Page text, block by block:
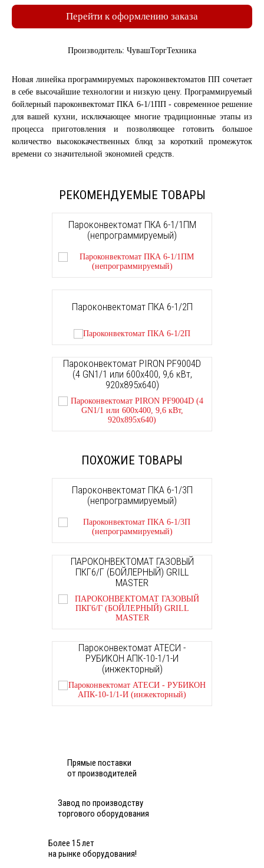
Перейти к оформлению заказа
Производитель: ЧувашТоргТехника
Новая линейка программируемых пароконвектоматов ПП сочетает
в себе высочайшие технологии и низкую цену. Программируемый
бойлерный пароконвектомат ПКА 6-1/1ПП - современное решение
для вашей кухни, исключающее многие традиционные этапы из
процесса приготовления и позволяющее готовить большое
количество высококачественных блюд за короткий промежуток
времени со значительной экономией средств.
РЕКОМЕНДУЕМЫЕ ТОВАРЫ
Пароконвектомат ПКА 6-1/1ПМ
(непрограммируемый)
Пароконвектомат ПКА 6-1/2П
Пароконвектомат PIRON PF9004D
(4 GN1/1 или 600х400, 9,6 кВт,
920x895x640)
ПОХОЖИЕ ТОВАРЫ
Пароконвектомат ПКА 6-1/3П
(непрограммируемый)
ПАРОКОНВЕКТОМАТ ГАЗОВЫЙ
ПКГ6/Г (БОЙЛЕРНЫЙ) GRILL
MASTER
Пароконвектомат АТЕСИ -
РУБИКОН АПК-10-1/1-И
(инжекторный)
Прямые поставки
от производителей
Завод по производству
торгового оборудования
Более 15 лет
на рынке оборудования!